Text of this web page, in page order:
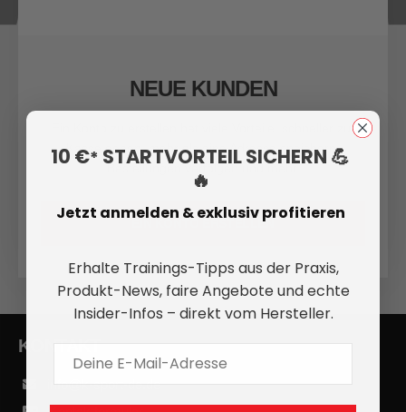
NEUE KUNDEN
Ein Konto zu erstellen hat viele Vorteile: schneller zur
Kasse gehen, mehr als eine Adresse speichern,
Bestellungen verfolgen und mehr.
EIN KONTO ERSTELLEN
KONTAKT
info@k-sport-de.de
10 €* STARTVORTEIL SICHERN 💪
🔥
Jetzt anmelden & exklusiv profitieren
Erhalte Trainings-Tipps aus der Praxis,
Produkt-News, faire Angebote und echte
Insider-Infos – direkt vom Hersteller.
E-Mail Adresse